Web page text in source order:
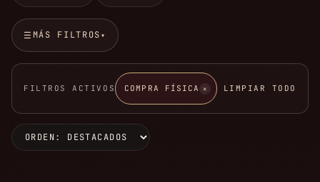
☰ MÁS FILTROS ▾
FILTROS ACTIVOS COMPRA FÍSICA ✕ LIMPIAR TODO
Ordenar